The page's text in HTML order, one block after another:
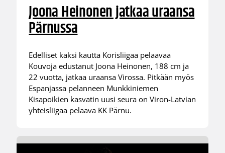
Joona Heinonen jatkaa uraansa
Pärnussa
Edelliset kaksi kautta Korisliigaa pelaavaa
Kouvoja edustanut Joona Heinonen, 188 cm ja
22 vuotta, jatkaa uraansa Virossa. Pitkään myös
Espanjassa pelanneen Munkkiniemen
Kisapoikien kasvatin uusi seura on Viron-Latvian
yhteisliigaa pelaava KK Pärnu.